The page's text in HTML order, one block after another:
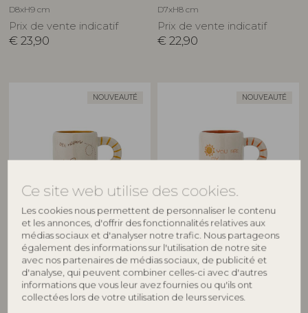
Ce site web utilise des cookies.
Les cookies nous permettent de personnaliser le contenu
et les annonces, d'offrir des fonctionnalités relatives aux
médias sociaux et d'analyser notre trafic. Nous partageons
également des informations sur l'utilisation de notre site
avec nos partenaires de médias sociaux, de publicité et
d'analyse, qui peuvent combiner celles-ci avec d'autres
informations que vous leur avez fournies ou qu'ils ont
collectées lors de votre utilisation de leurs services.
D8xH9 cm
Prix de vente indicatif
€ 23,90
D7xH8 cm
Prix de vente indicatif
€ 22,90
NOUVEAUTÉ
BLOOMINGVILLE MINI
Cloudy Tasse, Nature, Grès
82063454
D7xH8 cm
Prix de vente indicatif
22,90
NOUVEAUTÉ
BLOOMINGVILLE MINI
Cloudy Tasse, Nature, Grès
82063455
D7xH8 cm
Prix de vente indicatif
€ 22,90